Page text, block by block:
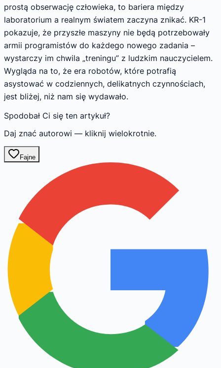
prostą obserwację człowieka, to bariera między
laboratorium a realnym światem zaczyna znikać. KR-1
pokazuje, że przyszłe maszyny nie będą potrzebowały
armii programistów do każdego nowego zadania –
wystarczy im chwila „treningu” z ludzkim nauczycielem.
Wygląda na to, że era robotów, które potrafią
asystować w codziennych, delikatnych czynnościach,
jest bliżej, niż nam się wydawało.
Spodobał Ci się ten artykuł?
Daj znać autorowi — kliknij wielokrotnie.
Fajne